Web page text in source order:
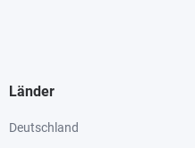
Länder
Deutschland